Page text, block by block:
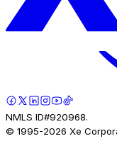
NMLS ID#920968.
© 1995-2026 Xe